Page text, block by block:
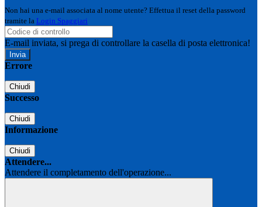
Non hai una e-mail associata al nome utente? Effettua il reset della password
tramite la Login Spaggiari
E-mail inviata, si prega di controllare la casella di posta elettronica!
Errore
Chiudi
Successo
Chiudi
Informazione
Chiudi
Attendere...
Attendere il completamento dell'operazione...